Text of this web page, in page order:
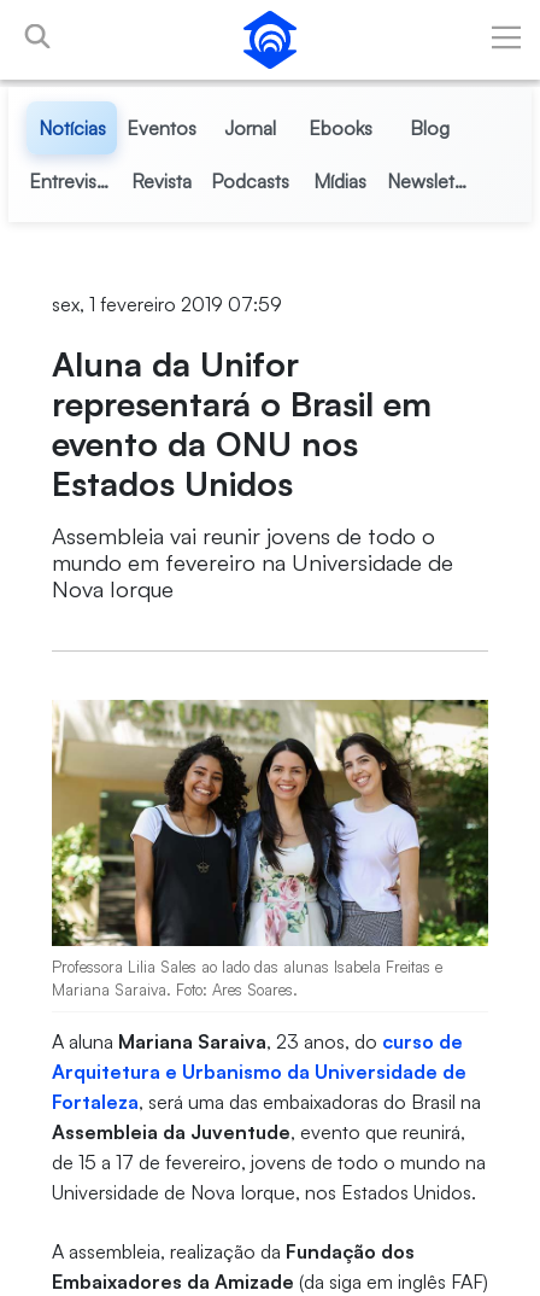
Pular para o Conteúdo principal
Notícias Eventos Jornal Ebooks Blog
Entrevistas Revista Podcasts Mídias Newsletter
sex, 1 fevereiro 2019 07:59
Aluna da Unifor
representará o Brasil em
evento da ONU nos
Estados Unidos
Assembleia vai reunir jovens de todo o
mundo em fevereiro na Universidade de
Nova Iorque
Professora Lilia Sales ao lado das alunas Isabela Freitas e
Mariana Saraiva. Foto: Ares Soares.
A aluna Mariana Saraiva, 23 anos, do curso de
Arquitetura e Urbanismo da Universidade de
Fortaleza, será uma das embaixadoras do Brasil na
Assembleia da Juventude, evento que reunirá,
de 15 a 17 de fevereiro, jovens de todo o mundo na
Universidade de Nova Iorque, nos Estados Unidos.
A assembleia, realização da Fundação dos
Embaixadores da Amizade (da siga em inglês FAF)